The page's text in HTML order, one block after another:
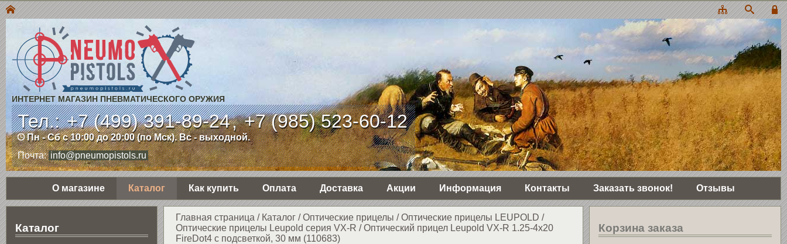
ИНТЕРНЕТ МАГАЗИН ПНЕВМАТИЧЕСКОГО ОРУЖИЯ
Тел.:+7 (499) 391-89-24,+7 (985) 523-60-12
Пн - Сб с 10:00 до 20:00 (по Мск). Вс - выходной.
Почта: info@pneumopistols.ru
О магазине Каталог Как купить Оплата Доставка Акции Информация Контакты Заказать звонок! Отзывы
Главная страница / Каталог/Оптические прицелы /Оптические прицелы LEUPOLD /
Оптические прицелы Leupold серия VX-R /Оптический прицел Leupold VX-R 1.25-4x20
FireDot4 c подсветкой, 30 мм (110683)
Каталог Корзина заказа